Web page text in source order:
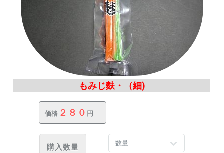
もみじ麩・（細)
価格 ２８０ 円
購入数量